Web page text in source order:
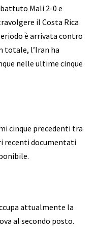
Mali 2-0 e
il Costa Rica
è arrivata contro
totale, l’Iran ha
nelle ultime cinque
cinque precedenti tra
recenti documentati
attualmente la
al secondo posto.